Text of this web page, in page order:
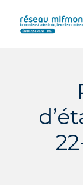
content